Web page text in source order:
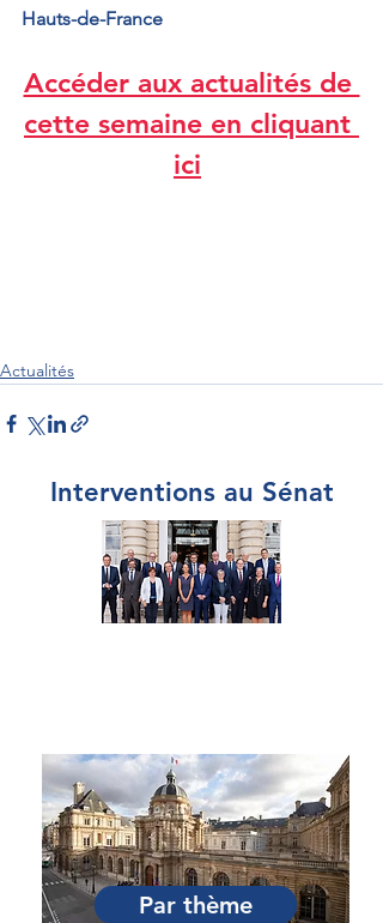
Hauts-de-France
Accéder aux actualités de
cette semaine en cliquant
ici
Actualités
Interventions au Sénat
Par Sénateur
Par thème